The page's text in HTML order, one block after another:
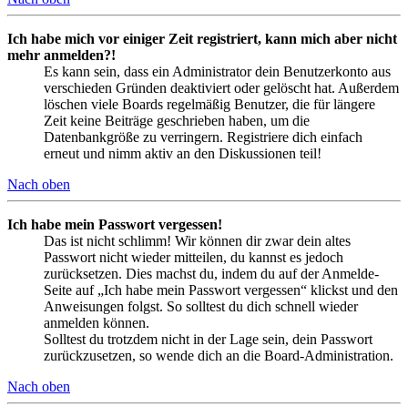
Ich habe mich vor einiger Zeit registriert, kann mich aber nicht
mehr anmelden?!
Es kann sein, dass ein Administrator dein Benutzerkonto aus
verschieden Gründen deaktiviert oder gelöscht hat. Außerdem
löschen viele Boards regelmäßig Benutzer, die für längere
Zeit keine Beiträge geschrieben haben, um die
Datenbankgröße zu verringern. Registriere dich einfach
erneut und nimm aktiv an den Diskussionen teil!
Nach oben
Ich habe mein Passwort vergessen!
Das ist nicht schlimm! Wir können dir zwar dein altes
Passwort nicht wieder mitteilen, du kannst es jedoch
zurücksetzen. Dies machst du, indem du auf der Anmelde-
Seite auf „Ich habe mein Passwort vergessen“ klickst und den
Anweisungen folgst. So solltest du dich schnell wieder
anmelden können.
Solltest du trotzdem nicht in der Lage sein, dein Passwort
zurückzusetzen, so wende dich an die Board-Administration.
Nach oben